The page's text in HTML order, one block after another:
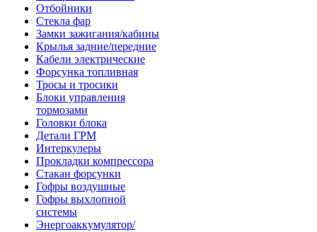
Отбойники
Стекла фар
Замки зажигания/кабины
Крылья задние/передние
Кабели электрические
Форсунка топливная
Тросы и тросики
Блоки управления
тормозами
Головки блока
Детали ГРМ
Интеркулеры
Прокладки компрессора
Стакан форсунки
Гофры воздушные
Гофры выхлопной
системы
Энергоаккумулятор/